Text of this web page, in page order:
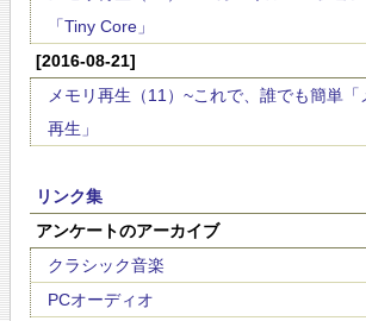
「Tiny Core」
[2016-08-21]
メモリ再生（11）~これで、誰でも簡単「
再生」
リンク集
アンケートのアーカイブ
クラシック音楽
PCオーディオ